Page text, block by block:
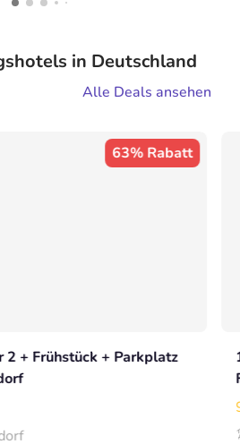
in Deutschland
Alle Deals ansehen
63% Rabatt
2 + Frühstück + Parkplatz